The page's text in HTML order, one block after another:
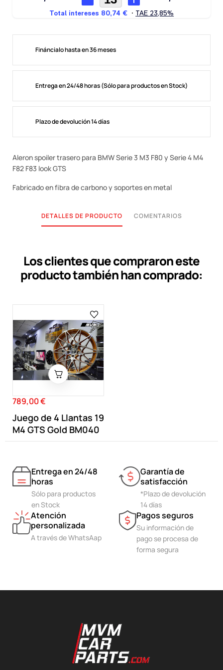
Fináncialo hasta en 36 meses
Entrega en 24/48 horas (Sólo para productos en Stock)
Plazo de devolución 14 días
Aleron spoiler trasero para BMW Serie 3 M3 F80 y Serie 4 M4
F82 F83 look GTS
Fabricado en fibra de carbono y soportes en metal
DETALLES DE PRODUCTO COMENTARIOS
Los clientes que compraron este
producto también han comprado:
Precio
789,00 €
Juego de 4 Llantas 19
M4 GTS Gold BM040
Entrega en 24/48
horas
Sólo para productos
en Stock
Garantía de
satisfacción
*Plazo de devolución
14 días
Atención
personalizada
A través de WhatsAap
Pagos seguros
Su información de
pago se procesa de
forma segura